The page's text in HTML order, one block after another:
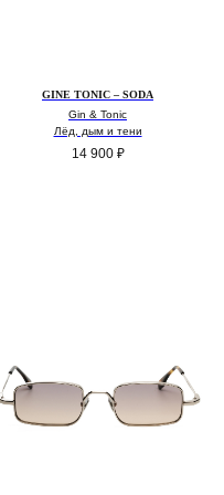
GINE TONIC – SODA
Gin & Tonic
Лёд, дым и тени
14 900 ₽